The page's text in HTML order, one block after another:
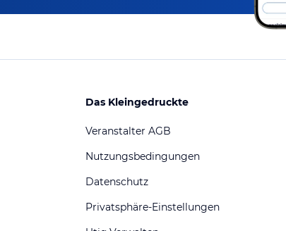
Das Kleingedruckte
Veranstalter AGB
Nutzungsbedingungen
Datenschutz
Privatsphäre-Einstellungen